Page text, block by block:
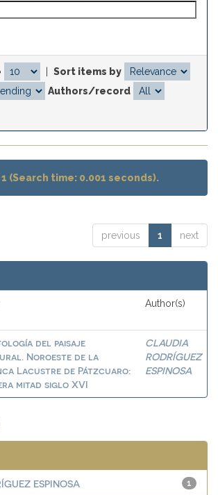
Sort items by
Authors/record
(Search time: 0.001 seconds).
previous 1 next
Author(s)
del paisaje
Noroeste de la
Lacustre de Pátzcuaro:
mitad siglo XVI
CLAUDIA
RODRÍGUEZ
ESPINOSA
1
ESPINOSA